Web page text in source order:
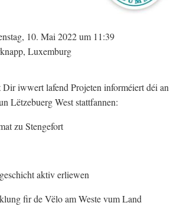
10. Mai 2022 um 11:39
Luxemburg
iwwert lafend Projeten informéiert déi an
Lëtzebuerg West stattfannen:
zu Stengefort
aktiv erliewen
fir de Vëlo am Weste vum Land